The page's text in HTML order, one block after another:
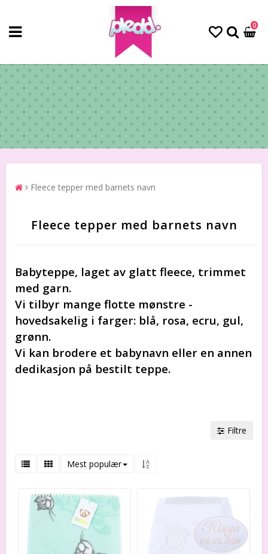
0
Fleece tepper med barnets navn
Fleece tepper med barnets navn
Babyteppe, laget av glatt fleece, trimmet
med garn.
Vi tilbyr mange flotte mønstre -
hovedsakelig i farger: blå, rosa, ecru, gul,
grønn.
Vi kan brodere et babynavn eller en annen
dedikasjon på bestilt teppe.
Filtre
Mest populær